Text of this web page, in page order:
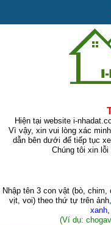
Hiện tại website i-
Vì vậy, xin vui lòng xác
dẫn bên dưới để tiếp tục
Chúng tôi xin
Nhập tên 3 con vật (bò, chim,
vịt, voi)theo thứ tự trên ảnh,
xanh,
(Ví dụ: